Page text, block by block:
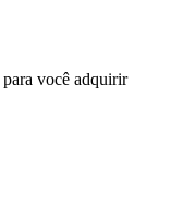
para você adquirir